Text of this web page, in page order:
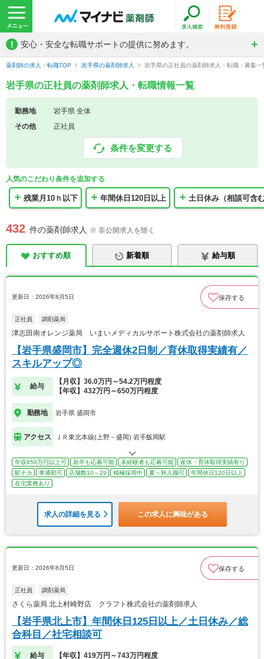
! 安心・安全な転職サポートの提供に努めます。
薬剤師の求人・転職TOP 岩手県の薬剤師求人 岩手県の正社員の薬剤師求人・転職・募集一
岩手県の正社員の薬剤師求人・転職情報一覧
勤務地
岩手県 全体
その他
正社員
条件を変更する
人気のこだわり条件を追加する
残業月10ｈ以下 年間休日120日以上 土日休み（相談可含
432 件の薬剤師求人 ※ 非公開求人を除く
おすすめ順 新着順 給与順
更新日：2026年8月5日 保存する
正社員 調剤薬局
津志田南オレンジ薬局 いまいメディカルサポート株式会社の薬剤師求人
【岩手県盛岡市】完全週休2日制／育休取得実績有／
スキルアップ◎
給与
【月収】36.0万円～54.2万円程度
【年収】432万円～650万円程度
勤務地 岩手県 盛岡市
アクセス ＪＲ東北本線(上野－盛岡) 岩手飯岡駅
年収650万円以上可 新卒も応募可能 未経験者も応募可能
産休・育休取得実績有り
駅チカ
車通勤可 店舗数10～29 積極採用中 夏～秋入職可
年間休日120日以上
在宅業務あり
求人の詳細を見る この求人に興味がある
更新日：2026年8月5日 保存する
正社員 調剤薬局
さくら薬局 北上村崎野店 クラフト株式会社の薬剤師求人
【岩手県北上市】年間休日125日以上／土日休み／総
合科目／社宅相談可
給与 【年収】419万円～743万円程度